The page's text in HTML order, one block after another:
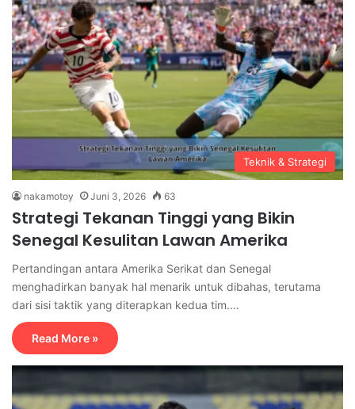
Teknik & Strategi
nakamotoy Juni 3, 2026 63
Strategi Tekanan Tinggi yang Bikin
Senegal Kesulitan Lawan Amerika
Pertandingan antara Amerika Serikat dan Senegal
menghadirkan banyak hal menarik untuk dibahas, terutama
dari sisi taktik yang diterapkan kedua tim.…
Read More »